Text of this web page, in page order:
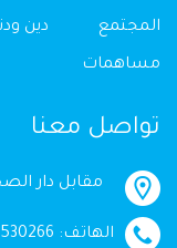
المجتمع
مساهمات
دين
تواصل معنا
مقابل دار
الهاتف: 00213771530266